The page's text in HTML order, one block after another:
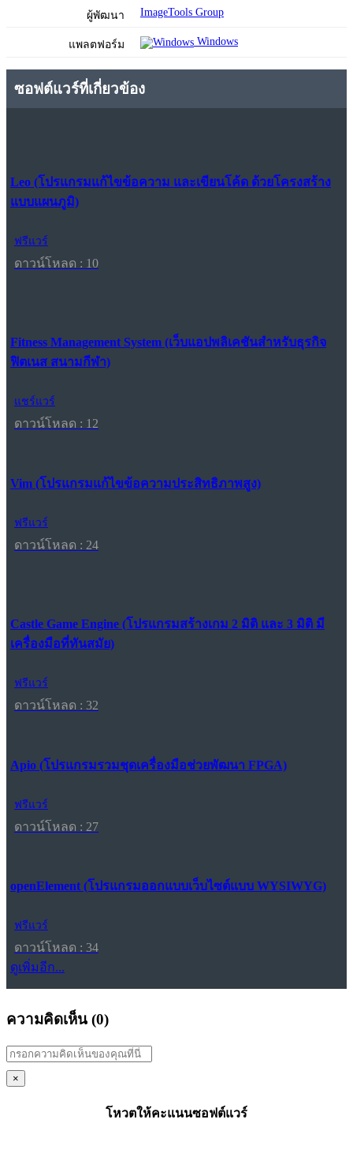
ผู้พัฒนา ImageTools Group
แพลตฟอร์ม Windows
ซอฟต์แวร์ที่เกี่ยวข้อง
Leo (โปรแกรมแก้ไขข้อความ และเขียนโค้ด ด้วยโครงสร้าง
แบบแผนภูมิ)
ฟรีแวร์
ดาวน์โหลด : 10
Fitness Management System (เว็บแอปพลิเคชันสำหรับธุรกิจ
ฟิตเนส สนามกีฬา)
แชร์แวร์
ดาวน์โหลด : 12
Vim (โปรแกรมแก้ไขข้อความประสิทธิภาพสูง)
ฟรีแวร์
ดาวน์โหลด : 24
Castle Game Engine (โปรแกรมสร้างเกม 2 มิติ และ 3 มิติ มี
เครื่องมือที่ทันสมัย)
ฟรีแวร์
ดาวน์โหลด : 32
Apio (โปรแกรมรวมชุดเครื่องมือช่วยพัฒนา FPGA)
ฟรีแวร์
ดาวน์โหลด : 27
openElement (โปรแกรมออกแบบเว็บไซต์แบบ WYSIWYG)
ฟรีแวร์
ดาวน์โหลด : 34
ดูเพิ่มอีก...
ความคิดเห็น (0)
×
โหวตให้คะแนนซอฟต์แวร์